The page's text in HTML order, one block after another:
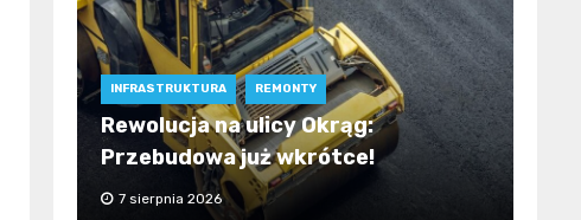
INFRASTRUKTURA REMONTY
Rewolucja na ulicy Okrąg:
Przebudowa już wkrótce!
7 sierpnia 2026